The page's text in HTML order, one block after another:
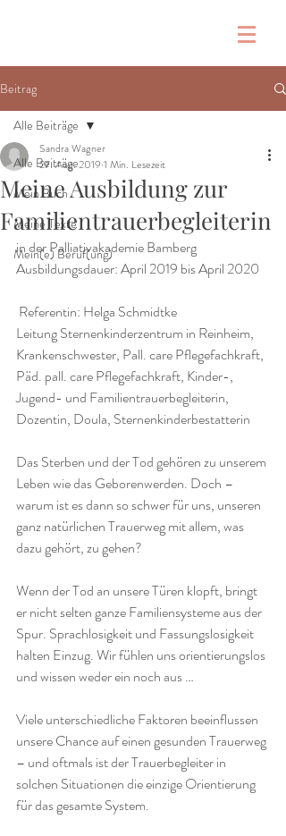
Beitrag
Alle Beiträge
Mein Buch
Meine Texte
Mein(e) Beruf(ung)
Alle Beiträge
Meine Ausbildung zur
Familientrauerbegleiterin
Sandra Wagner
27. Aug. 2019 1 Min. Lesezeit
in der Palliativakademie Bamberg
Ausbildungsdauer: April 2019 bis April 2020
Referentin: Helga Schmidtke
Leitung Sternenkinderzentrum in Reinheim,
Krankenschwester, Pall. care Pflegefachkraft,
Päd. pall. care Pflegefachkraft, Kinder-,
Jugend- und Familientrauerbegleiterin,
Dozentin, Doula, Sternenkinderbestatterin
Das Sterben und der Tod gehören zu unserem
Leben wie das Geborenwerden. Doch –
warum ist es dann so schwer für uns, unseren
ganz natürlichen Trauerweg mit allem, was
dazu gehört, zu gehen?
Wenn der Tod an unsere Türen klopft, bringt
er nicht selten ganze Familiensysteme aus der
Spur. Sprachlosigkeit und Fassungslosigkeit
halten Einzug. Wir fühlen uns orientierungslos
und wissen weder ein noch aus …
Viele unterschiedliche Faktoren beeinflussen
unsere Chance auf einen gesunden Trauerweg
– und oftmals ist der Trauerbegleiter in
solchen Situationen die einzige Orientierung
für das gesamte System.